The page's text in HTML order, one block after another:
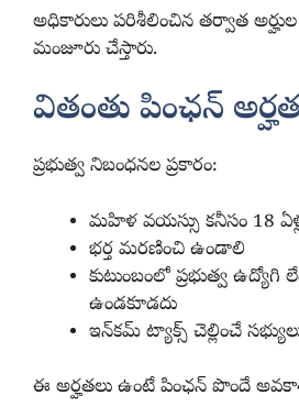
అధికారులు పరిశీలించిన తర్వాత
మంజూరు చేస్తారు.
వితంతు పింఛన్
ప్రభుత్వ నిబంధనల ప్రకారం:
మహిళ వయస్సు కనీసం 18
భర్త మరణించి ఉండాలి
కుటుంబంలో ప్రభుత్వ ఉద్యోగి
ఉండకూడదు
ఇన్‌కమ్ ట్యాక్స్ చెల్లించే
ఈ అర్హతలు ఉంటే పింఛన్ పొందే